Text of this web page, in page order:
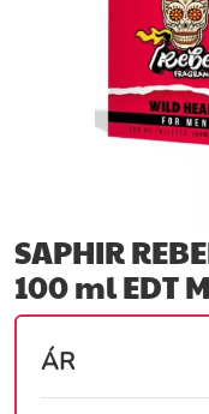
SAPHIR
100 ml EDT
ÁR